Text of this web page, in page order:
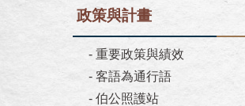
政策與計畫
- 重要政策與績效
- 客語為通行語
- 伯公照護站